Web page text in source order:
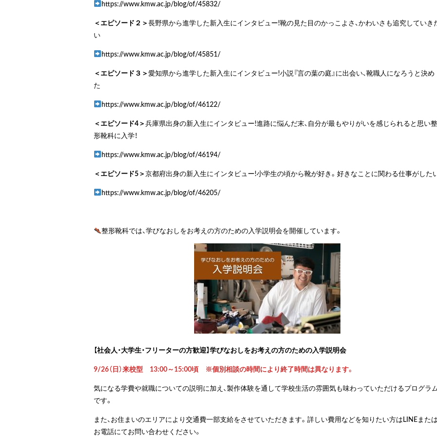
https://www.kmw.ac.jp/blog/of/45832/
＜エピソード２＞長野県から進学した新入生にインタビュー!靴の見た目のかっこよさ、かわいさも追究していき
い
https://www.kmw.ac.jp/blog/of/45851/
＜エピソード３＞愛知県から進学した新入生にインタビュー!小説『言の葉の庭』に出会い、靴職人になろうと決め
た
https://www.kmw.ac.jp/blog/of/46122/
＜エピソード4＞兵庫県出身の新入生にインタビュー!進路に悩んだ末、自分が最もやりがいを感じられると思い整
形靴科に入学！
https://www.kmw.ac.jp/blog/of/46194/
＜エピソード5＞京都府出身の新入生にインタビュー!小学生の頃から靴が好き。好きなことに関わる仕事がした
https://www.kmw.ac.jp/blog/of/46205/
整形靴科では、学びなおしをお考えの方のための入学説明会を開催しています。
【社会人・大学生・フリーターの方歓迎】学びなおしをお考えの方のための入学説明会
9/26（日）来校型 13:00～15:00頃 ※個別相談の時間により終了時間は異なります。
気になる学費や就職についての説明に加え、製作体験を通して学校生活の雰囲気も味わっていただけるプログラ
です。
また、お住まいのエリアにより交通費一部支給をさせていただきます。詳しい費用などを知りたい方はLINEまたは
お電話にてお問い合わせください。